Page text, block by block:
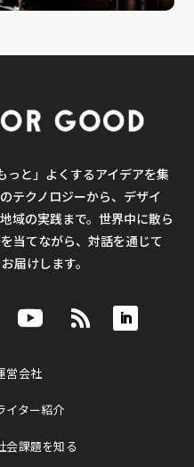
っと」よくするアイデアを集
テクノロジーから、デザイ
域の実践まで。世界中に散ら
当てながら、対話を通じて
届けします。
営会社
イター紹介
会課題を知る